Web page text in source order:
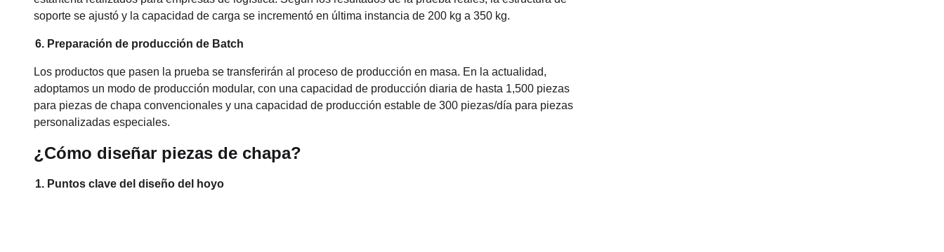
soporte se ajustó y la capacidad de carga se incrementó en última instancia de 200 kg a 350 kg.
6. Preparación de producción de Batch
Los productos que pasen la prueba se transferirán al proceso de producción en masa. En la actualidad,
adoptamos un modo de producción modular, con una capacidad de producción diaria de hasta 1,500 piezas
para piezas de chapa convencionales y una capacidad de producción estable de 300 piezas/día para piezas
personalizadas especiales.
¿Cómo diseñar piezas de chapa?
1. Puntos clave del diseño del hoyo